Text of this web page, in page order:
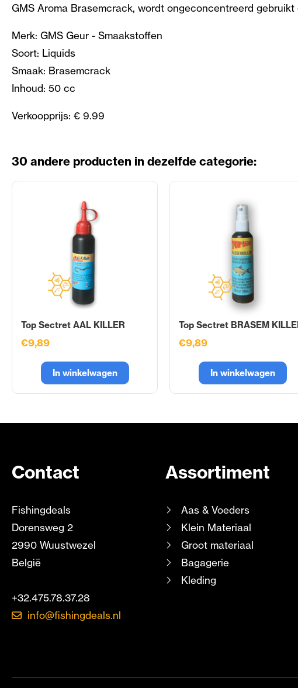
GMS Aroma Brasemcrack, wordt ongeconcentreerd
Merk: GMS Geur - Smaakstoffen
Soort: Liquids
Smaak: Brasemcrack
Inhoud: 50 cc
Verkoopprijs: € 9.99
30 andere producten in dezelfde categorie:
Top Sectret AAL KILLER
€9,89
In winkelwagen
Top Sectret BRASEM
€9,89
In winkelwagen
Contact
Fishingdeals
Dorensweg 2
2990 Wuustwezel
België
+32.475.78.37.28
info@fishingdeals.nl
Assortiment
Aas & Voeders
Klein Materiaal
Groot materiaal
Bagagerie
Kleding